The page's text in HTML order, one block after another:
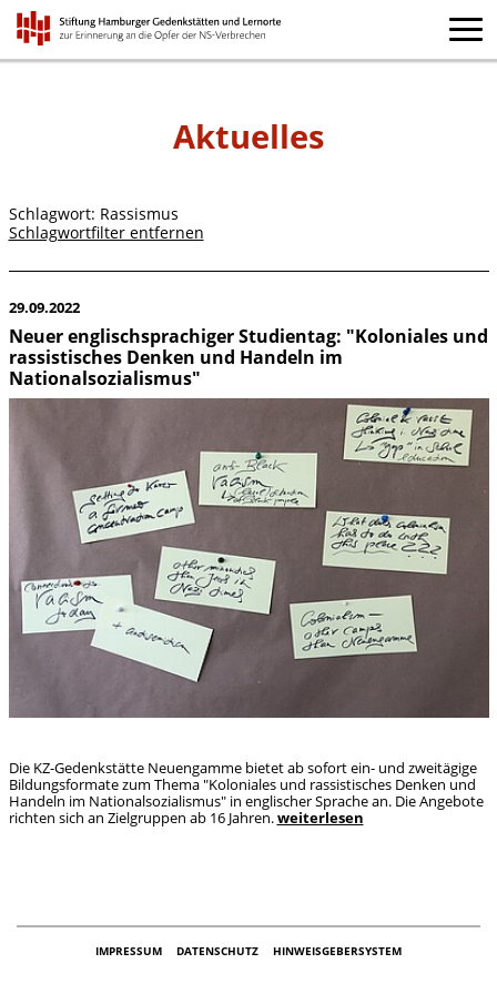
Aktuelles
Schlagwort: Rassismus
Schlagwortfilter entfernen
29.09.2022
Neuer englischsprachiger Studientag: "Koloniales und
rassistisches Denken und Handeln im
Nationalsozialismus"
Die KZ-Gedenkstätte Neuengamme bietet ab sofort ein- und zweitägige
Bildungsformate zum Thema "Koloniales und rassistisches Denken und
Handeln im Nationalsozialismus" in englischer Sprache an. Die Angebote
richten sich an Zielgruppen ab 16 Jahren.weiterlesen
IMPRESSUM DATENSCHUTZ HINWEISGEBERSYSTEM